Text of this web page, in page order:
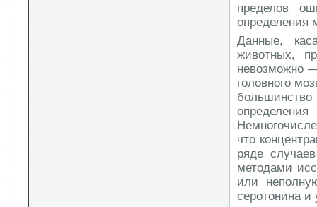
пределов
определения
Данные,
животных,
невозможно
головного
что
ряде
методами
или
серотонина и